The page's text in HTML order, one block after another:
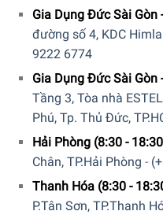
GIA DỤNG ĐỨC SÀI GÒN
Giao hàng nhanh
Bảo hành bằng thẻ
Hàng đúng nguồn gốc,
EU.
Gia Dụng Đức Sài Gòn
đường số 4, KDC
9222 6774
Gia Dụng Đức Sài Gòn
Tầng 3, Tòa nhà
Phú, Tp. Thủ Đức,
Hải Phòng (8:30 -
Chân, TP.Hải Phòng -
Thanh Hóa (8:30 -
P.Tân Sơn, TP.Thanh